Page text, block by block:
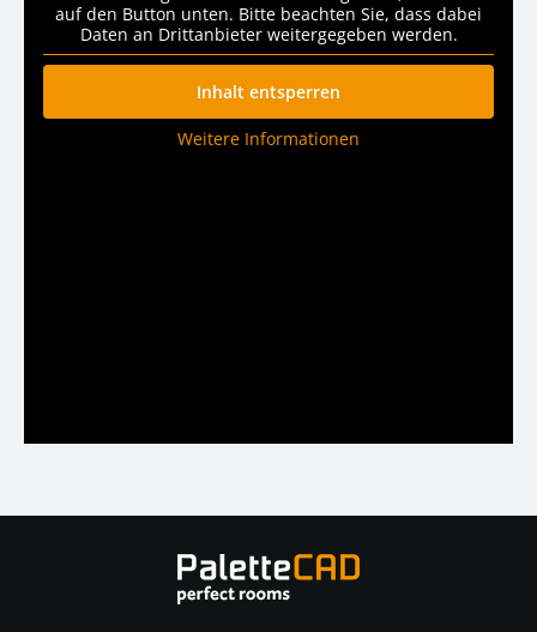
auf den Button unten. Bitte beachten Sie, dass dabei
Daten an Drittanbieter weitergegeben werden.
Inhalt entsperren
Weitere Informationen